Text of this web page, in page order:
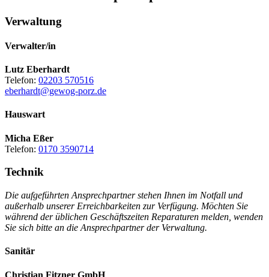
Verwaltung
Verwalter/in
Lutz Eberhardt
Telefon: 02203 570516
eberhardt@gewog-porz.de
Hauswart
Micha Eßer
Telefon: 0170 3590714
Technik
Die aufgeführten Ansprechpartner stehen Ihnen im Notfall und
außerhalb unserer Erreichbarkeiten zur Verfügung. Möchten Sie
während der üblichen Geschäftszeiten Reparaturen melden, wenden
Sie sich bitte an die Ansprechpartner der Verwaltung.
Sanitär
Christian Fitzner GmbH